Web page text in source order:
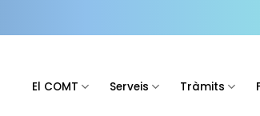
El COMT Serveis Tràmits